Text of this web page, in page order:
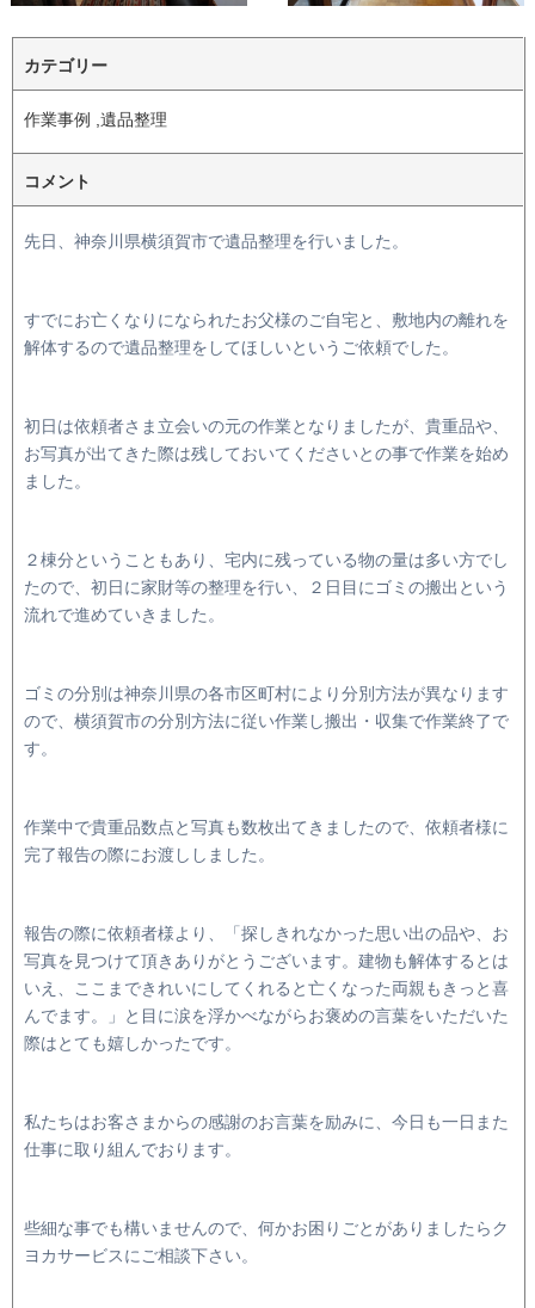
カテゴリー
作業事例 ,遺品整理
コメント
先日、神奈川県横須賀市で遺品整理を行いました。
すでにお亡くなりになられたお父様のご自宅と、敷地内の離れを
解体するので遺品整理をしてほしいというご依頼でした。
初日は依頼者さま立会いの元の作業となりましたが、貴重品や、
お写真が出てきた際は残しておいてくださいとの事で作業を始め
ました。
２棟分ということもあり、宅内に残っている物の量は多い方でし
たので、初日に家財等の整理を行い、２日目にゴミの搬出という
流れで進めていきました。
ゴミの分別は神奈川県の各市区町村により分別方法が異なります
ので、横須賀市の分別方法に従い作業し搬出・収集で作業終了で
す。
作業中で貴重品数点と写真も数枚出てきましたので、依頼者様に
完了報告の際にお渡ししました。
報告の際に依頼者様より、「探しきれなかった思い出の品や、お
写真を見つけて頂きありがとうございます。建物も解体するとは
いえ、ここまできれいにしてくれると亡くなった両親もきっと喜
んでます。」と目に涙を浮かべながらお褒めの言葉をいただいた
際はとても嬉しかったです。
私たちはお客さまからの感謝のお言葉を励みに、今日も一日また
仕事に取り組んでおります。
些細な事でも構いませんので、何かお困りごとがありましたらク
ヨカサービスにご相談下さい。